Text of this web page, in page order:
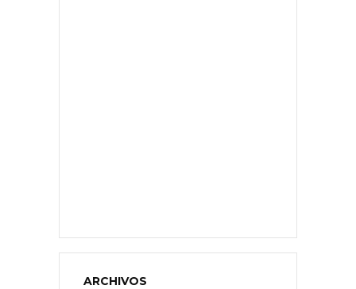
ARCHIVOS